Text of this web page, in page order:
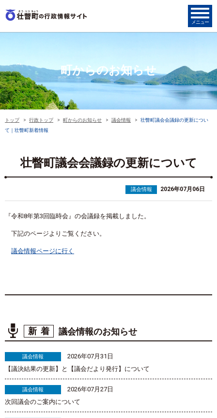
町からのお知らせ
トップ 行政トップ 町からのお知らせ 議会情報
壮瞥町議会会議録の更新につい
て｜壮瞥町新着情報
壮瞥町議会会議録の更新について
議会情報 2026年07月06日
『令和8年第3 回臨時会』 の会議録を掲載しました。
下記のページよりご覧ください。
議会情報ページに行く
新着 議会情報のお知らせ
議会情報
2026年07月31日
【議決結果の更新】と【議会だより発行】について
議会情報
2026年07月27日
次回議会のご案内について